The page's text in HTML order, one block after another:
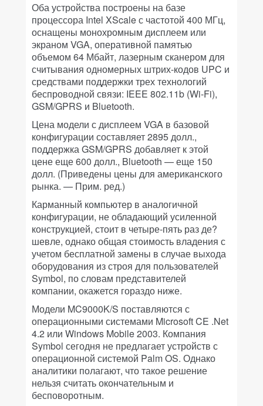
Оба устройства построены на базе
процессора Intel XScale с частотой 400 МГц,
оснащены монохромным дисплеем или
экраном VGA, оперативной памятью
объемом 64 Мбайт, лазерным сканером для
считывания одномерных штрих-кодов UPC и
средствами поддержки трех технологий
беспроводной связи: IEEE 802.11b (Wi-Fi),
GSM/GPRS и Bluetooth.
Цена модели с дисплеем VGA в базовой
конфигурации составляет 2895 долл.,
поддержка GSM/GPRS добавляет к этой
цене еще 600 долл., Bluetooth — еще 150
долл. (Приведены цены для американского
рынка. — Прим. ред.)
Карманный компьютер в аналогичной
конфигурации, не обладающий усиленной
конструкцией, стоит в четыре-пять раз де?
шевле, однако общая стоимость владения с
учетом бесплатной замены в случае выхода
оборудования из строя для пользователей
Symbol, по словам представителей
компании, окажется гораздо ниже.
Модели MC9000K/S поставляются с
операционными системами Microsoft CE .Net
4.2 или Windows Mobile 2003. Компания
Symbol сегодня не предлагает устройств с
операционной системой Palm OS. Однако
аналитики полагают, что такое решение
нельзя считать окончательным и
бесповоротным.